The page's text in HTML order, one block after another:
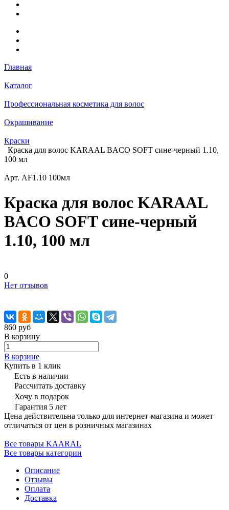
Главная
Каталог
Профессиональная косметика для волос
Окрашивание
Краски
Краска для волос KARAAL BACO SOFT сине-черный 1.10,
100 мл
Арт. AF1.10 100мл
Краска для волос KARAAL
BACO SOFT сине-черный
1.10, 100 мл
0
Нет отзывов
860 руб
В корзину
В корзине
Купить в 1 клик
Есть в наличии
Рассчитать доставку
Хочу в подарок
Гарантия 5 лет
Цена действительна только для интернет-магазина и может
отличаться от цен в розничных магазинах
Все товары KAARAL
Все товары категории
Описание
Отзывы
Оплата
Доставка